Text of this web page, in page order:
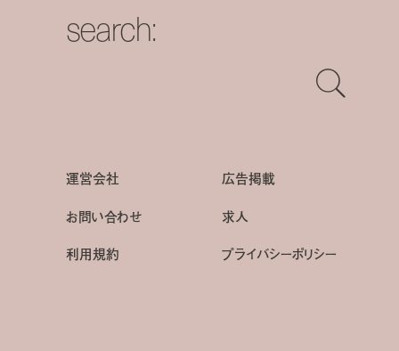
search:
運営会社
広告掲載
お問い合わせ
求人
利用規約
プライバシーポリシー